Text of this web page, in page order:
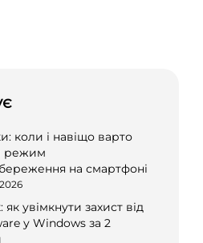
коли і навіщо варто
режим
на смартфоні
увімкнути захист від
у Windows за 2